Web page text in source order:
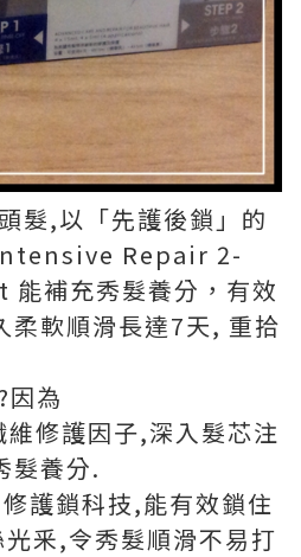
髮,以「先護後鎖」的
Repair 2-
補充秀髮養分，有效
柔軟順滑長達7天, 重拾
因為
修護因子,深入髮芯注
髮養分.
護鎖科技,能有效鎖住
釆,令秀髮順滑不易打